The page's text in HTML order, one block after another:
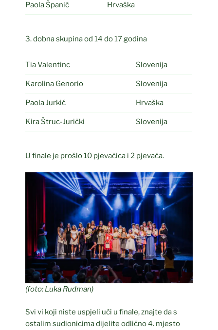
Paola Španić Hrvaška
3. dobna skupina od 14 do 17 godina
Tia Valentinc Slovenija
Karolina Genorio Slovenija
Paola Jurkić Hrvaška
Kira Štruc-Jurički Slovenija
U finale je prošlo 10 pjevačica i 2 pjevača.
(foto: Luka Rudman)
Svi vi koji niste uspjeli ući u finale, znajte da s
ostalim sudionicima dijelite odlično 4. mjesto